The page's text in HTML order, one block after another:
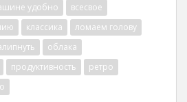
удобно
всесвое
классика
ломаем голову
облака
продуктивность
ретро